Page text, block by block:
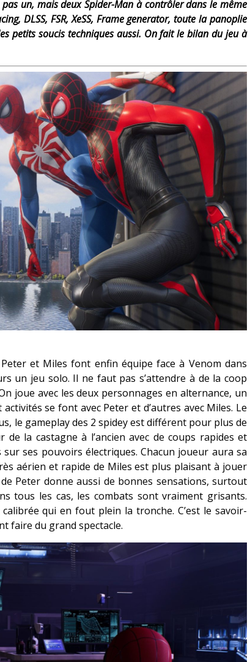
un, mais deux Spider-Man à contrôler dans le même
DLSS, FSR, XeSS, Frame generator, toute la panoplie
petits soucis techniques aussi. On fait le bilan du jeu à
et Miles font enfin équipe face à Venom dans
un jeu solo. Il ne faut pas s’attendre à de la coop
joue avec les deux personnages en alternance, un
se font avec Peter et d’autres avec Miles. Le
le gameplay des 2 spidey est différent pour plus de
la castagne à l’ancien avec de coups rapides et
ses pouvoirs électriques. Chacun joueur aura sa
aérien et rapide de Miles est plus plaisant à jouer
Peter donne aussi de bonnes sensations, surtout
tous les cas, les combats sont vraiment grisants.
qui en fout plein la tronche. C’est le savoir-
faire du grand spectacle.
CONCOURS : CALENDRIER DE L’AVENT – UNE
ENCEINTE ULTIMATE EARS BOOM 3 DE